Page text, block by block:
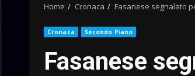
Home Cronaca Fasanese segnalato
Cronaca Secondo Piano
Fasanese